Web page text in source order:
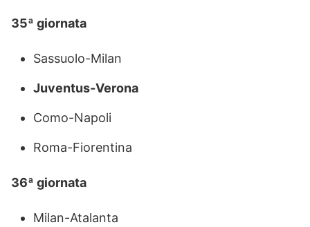
35ª giornata
Sassuolo-Milan
Juventus-Verona
Como-Napoli
Roma-Fiorentina
36ª giornata
Milan-Atalanta